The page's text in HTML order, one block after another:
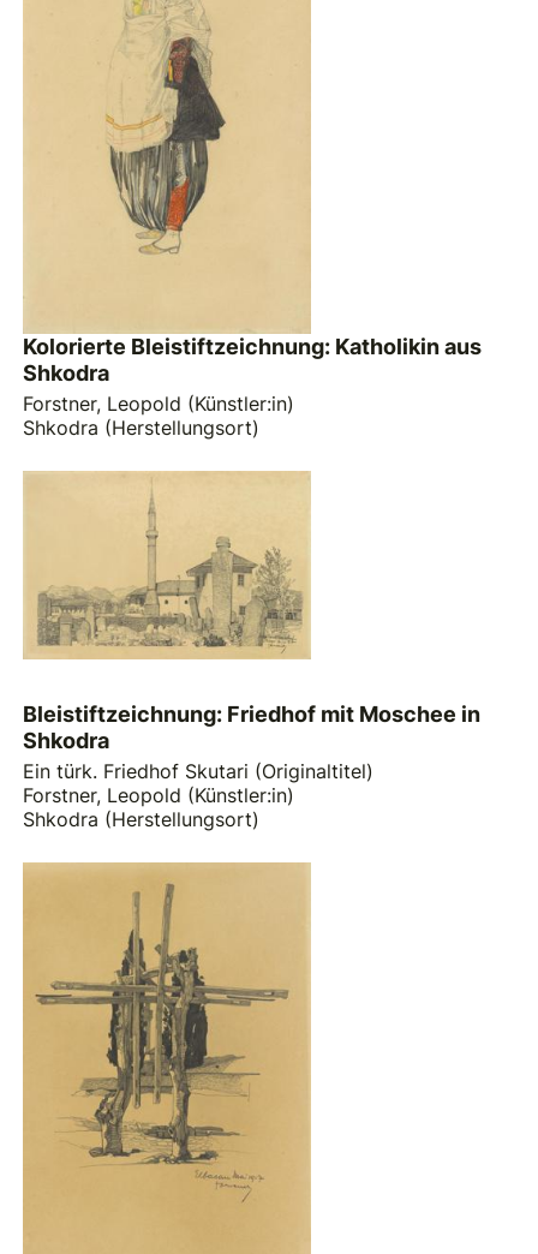
Kolorierte Bleistiftzeichnung: Katholikin aus
Shkodra
Forstner, Leopold (Künstler:in)
Shkodra (Herstellungsort)
Bleistiftzeichnung: Friedhof mit Moschee in
Shkodra
Ein türk. Friedhof Skutari (Originaltitel)
Forstner, Leopold (Künstler:in)
Shkodra (Herstellungsort)